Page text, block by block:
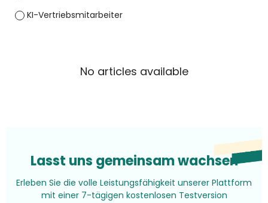
KI-Vertriebsmitarbeiter
No articles available
Lasst uns gemeinsam wachsen
Erleben Sie die volle Leistungsfähigkeit unserer Plattform
mit einer 7-tägigen kostenlosen Testversion